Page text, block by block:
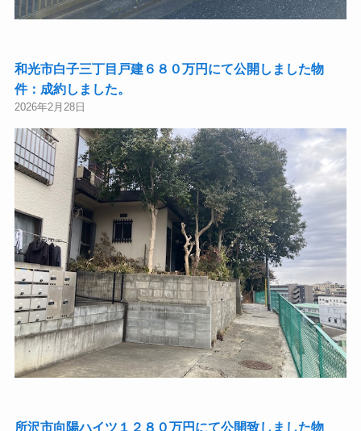
和光市白子三丁目戸建６８０万円にて公開しました物
件：成約しました。
2026年2月28日
所沢市向陽ハイツ１２８０万円にて公開致しました物